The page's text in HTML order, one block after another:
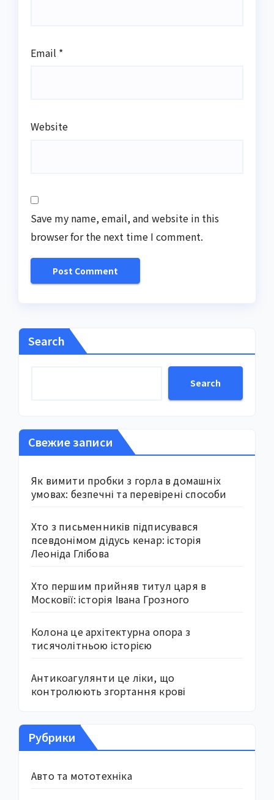
Email *
Website
Save my name, email, and website in this
browser for the next time I comment.
Search
Search
Свежие записи
Як вимити пробки з горла в домашніх
умовах: безпечні та перевірені способи
Хто з письменників підписувався
псевдонімом дідусь кенар: історія
Леоніда Глібова
Хто першим прийняв титул царя в
Московії: історія Івана Грозного
Колона це архітектурна опора з
тисячолітньою історією
Антикоагулянти це ліки, що
контролюють згортання крові
Рубрики
Авто та мототехніка